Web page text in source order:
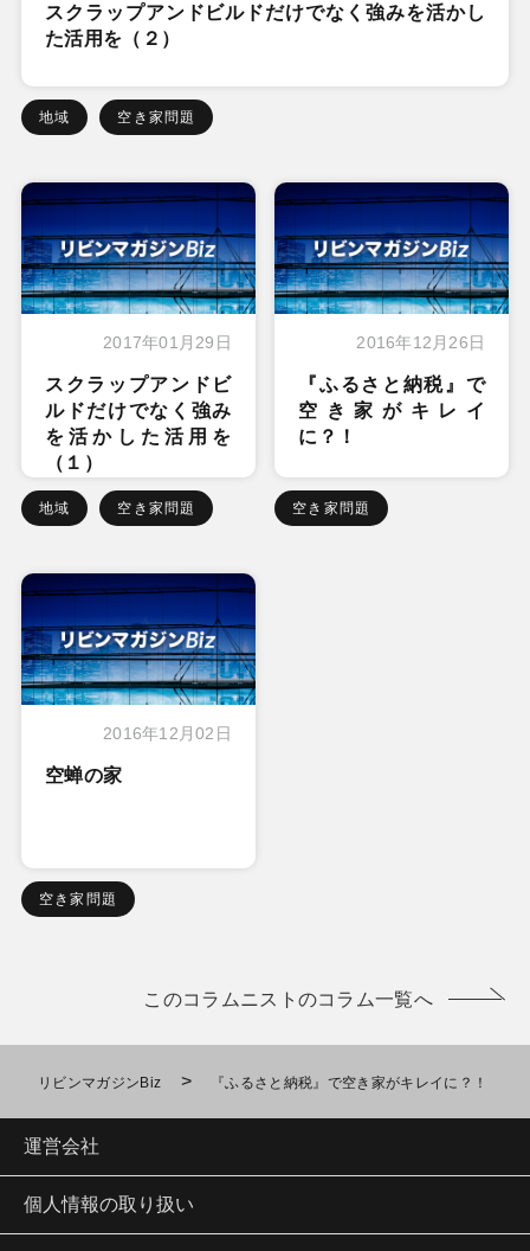
スクラップアンドビルドだけでなく強みを活かし
た活用を（２）
地域 空き家問題
2017年01月29日
スクラップアンドビ
ルドだけでなく強み
を活かした活用を
（１）
地域 空き家問題
2016年12月26日
『ふるさと納税』で
空き家がキレイ
に？！
空き家問題
2016年12月02日
空蝉の家
空き家問題
このコラムニストのコラム一覧へ
リビンマガジンBiz > 『ふるさと納税』で空き家がキレイに？！
運営会社
個人情報の取り扱い